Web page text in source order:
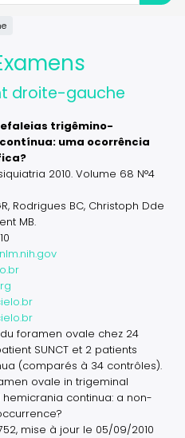
droite-gauche
trigêmino-
uma ocorrência
2010. Volume 68 N°4
Rodrigues BC, Christoph Dde
MB.
foramen ovale chez 24
SUNCT et 2 patients
(comparés à 34 contrôles).
ovale in trigeminal
continua: a non-
mise à jour le 05/09/2010